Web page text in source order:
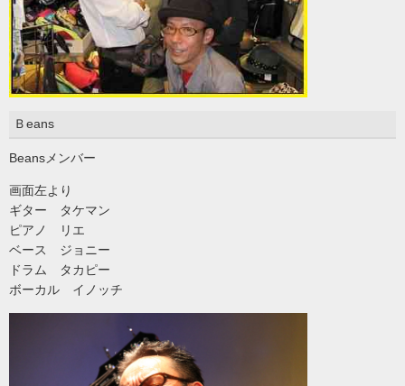
Ｂeans
Beansメンバー
画面左より
ギター タケマン
ピアノ リエ
ベース ジョニー
ドラム タカピー
ボーカル イノッチ